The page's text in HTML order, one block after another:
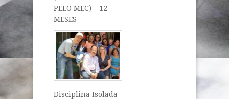
PELO MEC) – 12
MESES
Disciplina Isolada